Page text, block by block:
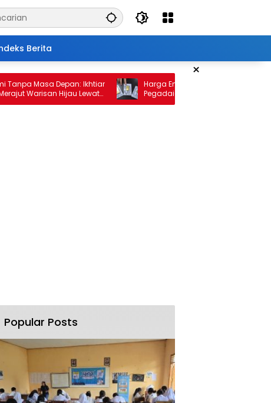
Berita
×
Masa Depan: Ikhtiar
Hijau Lewat
Harga Emas 10 Februari 2026: Antam dan
Pegadaian Kembali Melonjak
Popular Posts